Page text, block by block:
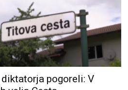
pogoreli: V